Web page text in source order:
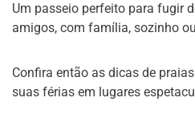
Um passeio perfeito para fugir
amigos, com família, sozinho
Confira então as dicas de
suas férias em lugares